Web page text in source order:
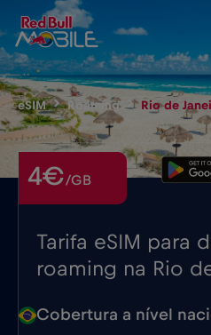
eSIM Roaming Rio de
Tarifa eSIM para
roaming na Rio
4€/GB
Cobertura a nível